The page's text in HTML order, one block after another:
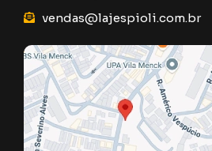
vendas@lajespioli.com.br
Mapa